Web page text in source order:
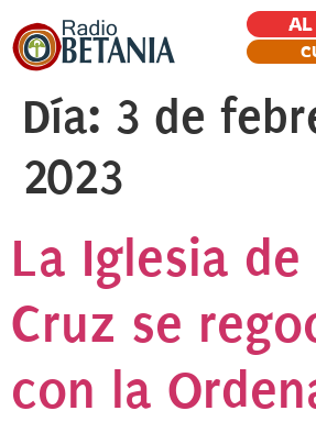
AL
Día: 3 de
2023
La Iglesia de
Cruz se
con la